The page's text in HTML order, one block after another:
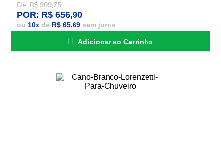
De: R$ 909,75
POR: R$ 656,90
ou 10x de R$ 65,69 sem juros
Adicionar ao Carrinho